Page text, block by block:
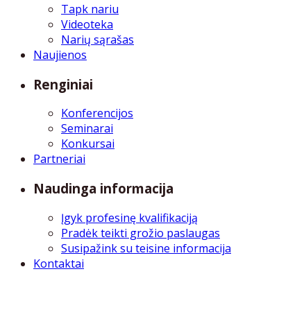
Tapk nariu
Videoteka
Narių sąrašas
Naujienos
Renginiai
Konferencijos
Seminarai
Konkursai
Partneriai
Naudinga informacija
Įgyk profesinę kvalifikaciją
Pradėk teikti grožio paslaugas
Susipažink su teisine informacija
Kontaktai